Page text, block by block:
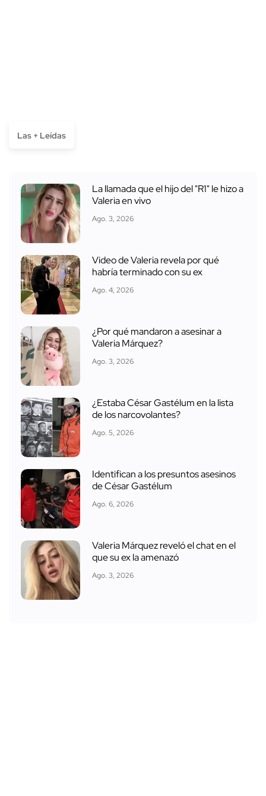
Las + Leídas
La llamada que el hijo del "R1" le hizo a
Valeria en vivo
Ago. 3, 2026
Video de Valeria revela por qué
habría terminado con su ex
Ago. 4, 2026
¿Por qué mandaron a asesinar a
Valeria Márquez?
Ago. 3, 2026
¿Estaba César Gastélum en la lista
de los narcovolantes?
Ago. 5, 2026
Identifican a los presuntos asesinos
de César Gastélum
Ago. 6, 2026
Valeria Márquez reveló el chat en el
que su ex la amenazó
Ago. 3, 2026